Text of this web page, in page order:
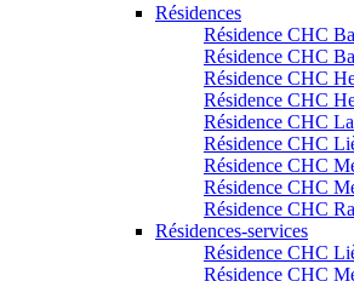
Résidences
Résidence CHC
Résidence CHC
Résidence CHC
Résidence CHC
Résidence CHC
Résidence CHC
Résidence CHC
Résidence CHC
Résidence CHC
Résidences-services
Résidence CHC
Résidence CHC